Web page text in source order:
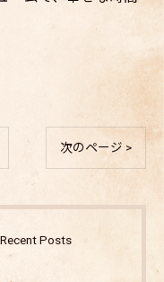
次のページ >
Recent Posts